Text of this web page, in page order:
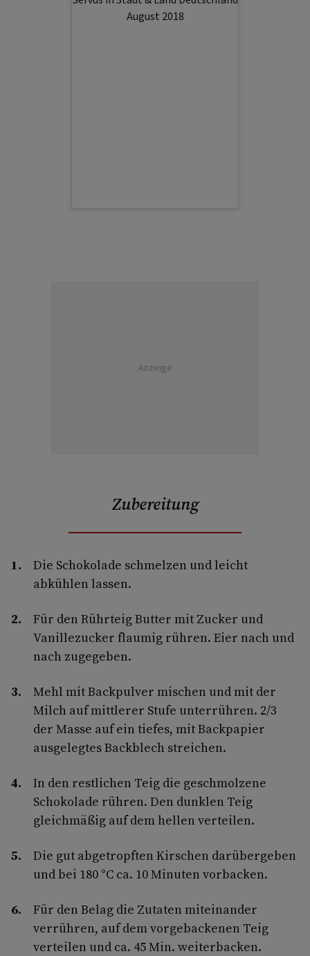
August 2018
Anzeige
Zubereitung
Die Schokolade schmelzen und leicht
abkühlen lassen.
Für den Rührteig Butter mit Zucker und
Vanillezucker flaumig rühren. Eier nach und
nach zugegeben.
Mehl mit Backpulver mischen und mit der
Milch auf mittlerer Stufe unterrühren. 2/3
der Masse auf ein tiefes, mit Backpapier
ausgelegtes Backblech streichen.
In den restlichen Teig die geschmolzene
Schokolade rühren. Den dunklen Teig
gleichmäßig auf dem hellen verteilen.
Die gut abgetropften Kirschen darübergeben
und bei 180 °C ca. 10 Minuten vorbacken.
Für den Belag die Zutaten miteinander
verrühren, auf dem vorgebackenen Teig
verteilen und ca. 45 Min. weiterbacken.